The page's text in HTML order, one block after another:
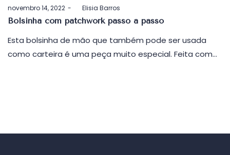
Postado
em
novembro 14, 2022 byElisia Barros
Bolsinha com patchwork passo a passo
Esta bolsinha de mão que também pode ser usada
como carteira é uma peça muito especial. Feita com…